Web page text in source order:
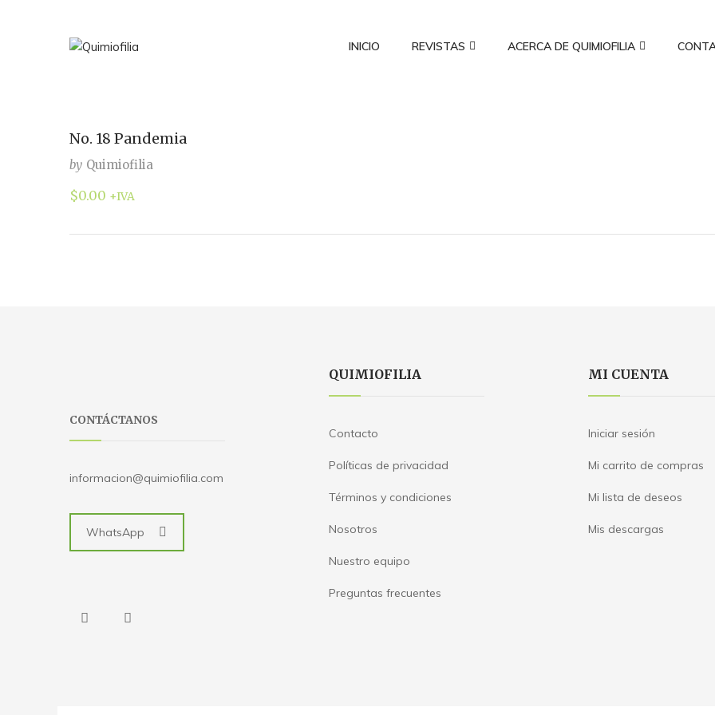
INICIO REVISTAS ACERCA DE QUIMIOFILIA
No. 18 Pandemia
by Quimiofilia
$0.00 +IVA
CONTÁCTANOS
informacion@quimiofilia.com
WhatsApp
QUIMIOFILIA
Contacto
Políticas de privacidad
Términos y condiciones
Nosotros
Nuestro equipo
Preguntas frecuentes
MI CUENTA
Iniciar sesión
Mi carrito de compras
Mi lista de deseos
Mis descargas